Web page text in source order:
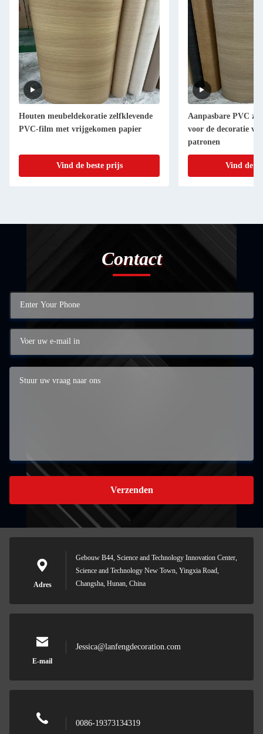
Houten meubeldekoratie zelfklevende
PVC-film met vrijgekomen papier
Vind de beste prijs
Aanpasbare PVC
voor de decoratie
patronen
Vind de
Contact
Verzenden
Adres
Gebouw B44, Science and Technology Innovation Center,
Science and Technology New Town, Yingxia Road,
Changsha, Hunan, China
E-mail
Jessica@lanfengdecoration.com
0086-19373134319